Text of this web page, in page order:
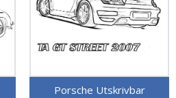
Porsche Utskrivbar